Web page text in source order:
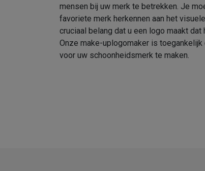
mensen bij uw merk te betrekken. Je
favoriete merk herkennen aan het
cruciaal belang dat u een logo maakt
Onze make-uplogomaker is
voor uw schoonheidsmerk te maken.